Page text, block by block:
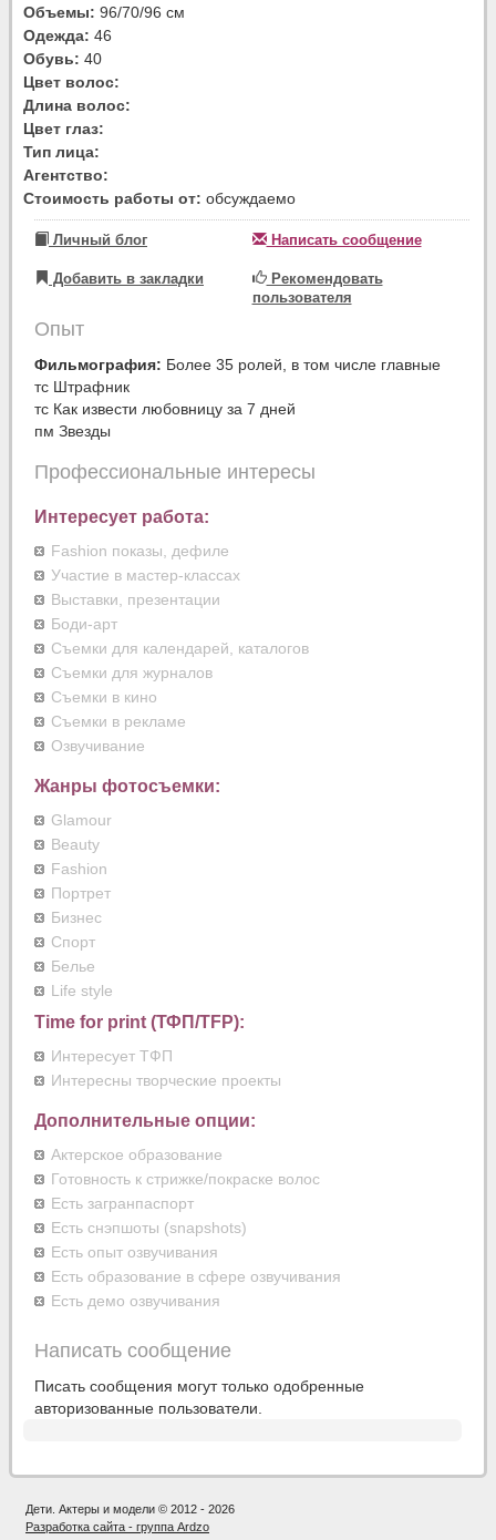
Объемы: 96/70/96 см
Одежда: 46
Обувь: 40
Цвет волос:
Длина волос:
Цвет глаз:
Тип лица:
Агентство:
Стоимость работы от: обсуждаемо
Личный блог Написать сообщение
Добавить в закладки
Рекомендовать
пользователя
Опыт
Фильмография: Более 35 ролей, в том числе главные
тс Штрафник
тс Как извести любовницу за 7 дней
пм Звезды
Профессиональные интересы
Интересует работа:
Fashion показы, дефиле
Участие в мастер-классах
Выставки, презентации
Боди-арт
Съемки для календарей, каталогов
Съемки для журналов
Съемки в кино
Съемки в рекламе
Озвучивание
Жанры фотосъемки:
Glamour
Beauty
Fashion
Портрет
Бизнес
Спорт
Белье
Life style
Time for print (ТФП/TFP):
Интересует ТФП
Интересны творческие проекты
Дополнительные опции:
Актерское образование
Готовность к стрижке/покраске волос
Есть загранпаспорт
Есть снэпшоты (snapshots)
Есть опыт озвучивания
Есть образование в сфере озвучивания
Есть демо озвучивания
Написать сообщение
Писать сообщения могут только одобренные
авторизованные пользователи.
Дети. Актеры и модели © 2012 - 2026
Разработка сайта - группа Ardzo